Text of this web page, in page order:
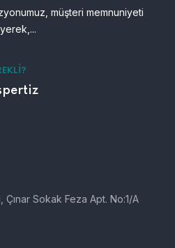
müşteri memnuniyeti
Sokak Feza Apt. No:1/A